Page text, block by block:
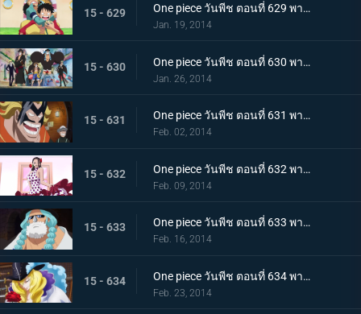
15 - 629 One piece วันพีช ตอนที่ 629 พากย์ไทย ตะลึง! ข่าวใหญ่ที่สั่นสะเทือนนิวเวิลด์
Jan. 19, 2014
15 - 630 One piece วันพีช ตอนที่ 630 พากย์ไทย ออกผจญภัย! ประเทศแห่งความรัก และ ความรู้สึกแรงกล้า เดรสโรซ่า
Jan. 26, 2014
15 - 631 One piece วันพีช ตอนที่ 631 พากย์ไทย ความบ้าระห่ำที่คอร์ริด้า โคลอสเซียม
Feb. 02, 2014
15 - 632 One piece วันพีช ตอนที่ 632 พากย์ไทย รักสุดอันตราย สาวนักเต้นไวโอเล็ต
Feb. 09, 2014
15 - 633 One piece วันพีช ตอนที่ 633 พากย์ไทย นักสู้ลึกลับสุดแกร่ง! ลูซี่ออกโรงแล้ว
Feb. 16, 2014
15 - 634 One piece วันพีช ตอนที่ 634 พากย์ไทย คุณชายโจรสลัด คาเวนดิช
Feb. 23, 2014